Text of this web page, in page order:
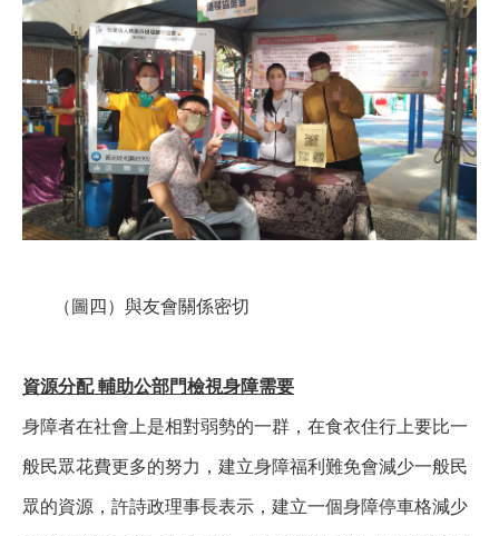
（圖四）與友會關係密切
資源分配 輔助公部門檢視身障需要
身障者在社會上是相對弱勢的一群，在食衣住行上要比一
般民眾花費更多的努力，建立身障福利難免會減少一般民
眾的資源，許詩政理事長表示，建立一個身障停車格減少